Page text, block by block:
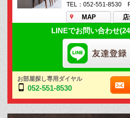
TEL：052-551-8530
MAP
LINEでお問い合わせ
お部屋探し専用ダイヤル
052-551-8530